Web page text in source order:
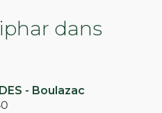
dans
- Boulazac